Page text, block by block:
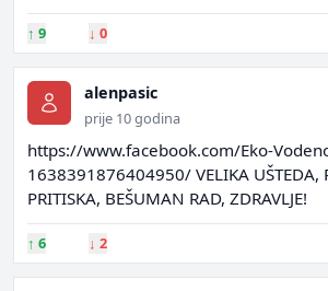
↑ 9 ↓ 0
alenpasic
prije 10 godina
https://www.facebook.com/Eko-
1638391876404950/ VELIKA UŠTEDA,
PRITISKA, BEŠUMAN RAD, ZDRAVLJE!
↑ 6 ↓ 2